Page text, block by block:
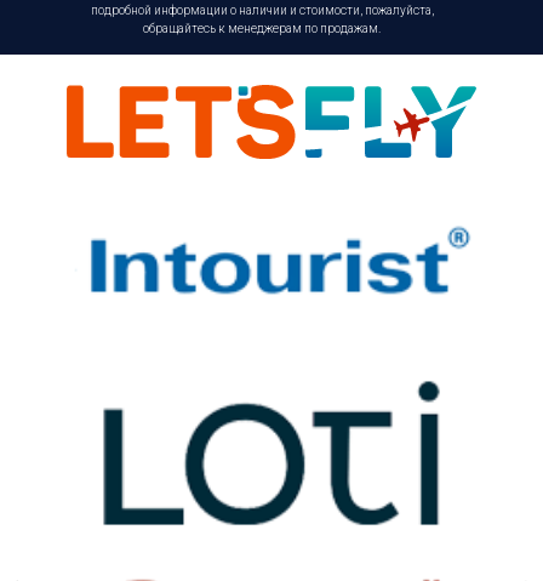
подробной информации о наличии и стоимости, пожалуйста,
обращайтесь к менеджерам по продажам.